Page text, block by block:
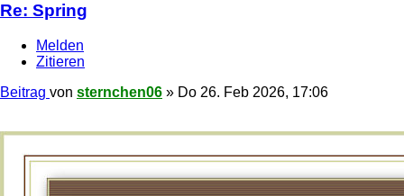
Re: Spring
Melden
Zitieren
Beitrag von sternchen06 » Do 26. Feb 2026, 17:06